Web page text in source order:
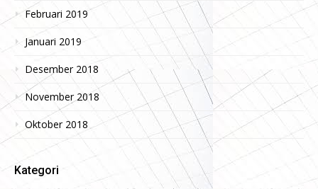
Februari 2019
Januari 2019
Desember 2018
November 2018
Oktober 2018
Kategori